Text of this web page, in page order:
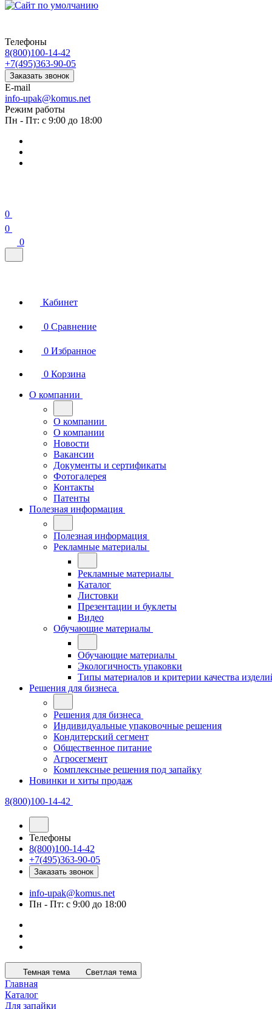
Телефоны
8(800)100-14-42
+7(495)363-90-05
Заказать звонок
E-mail
info-upak@komus.net
Режим работы
Пн - Пт: с 9:00 до 18:00
0
0
0
Кабинет
0 Сравнение
0 Избранное
0 Корзина
О компании
О компании
О компании
Новости
Вакансии
Документы и сертификаты
Фотогалерея
Контакты
Патенты
Полезная информация
Полезная информация
Рекламные материалы
Рекламные материалы
Каталог
Листовки
Презентации и буклеты
Видео
Обучающие материалы
Обучающие материалы
Экологичность упаковки
Типы материалов и критерии качества
Решения для бизнеса
Решения для бизнеса
Индивидуальные упаковочные решения
Кондитерский сегмент
Общественное питание
Агросегмент
Комплексные решения под запайку
Новинки и хиты продаж
8(800)100-14-42
Телефоны
8(800)100-14-42
+7(495)363-90-05
Заказать звонок
info-upak@komus.net
Пн - Пт: с 9:00 до 18:00
Темная тема Светлая тема
Главная
Каталог
Для запайки